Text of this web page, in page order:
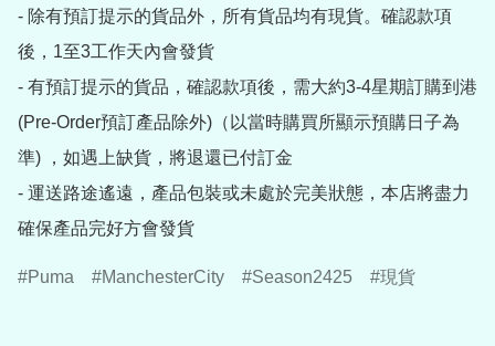
- 除有預訂提示的貨品外，所有貨品均有現貨。確認款項
後，1至3工作天內會發貨
- 有預訂提示的貨品，確認款項後，需大約3-4星期訂購到港
(Pre-Order預訂產品除外)（以當時購買所顯示預購日子為
準) ，如遇上缺貨，將退還已付訂金
- 運送路途遙遠，產品包裝或未處於完美狀態，本店將盡力
確保產品完好方會發貨
Puma ManchesterCity Season2425 現貨